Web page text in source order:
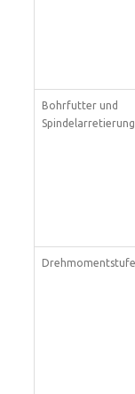
Bohrfutter und
Spindelarretierung